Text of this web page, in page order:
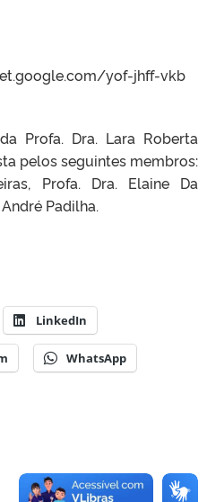
yof-jhff-vkb
Profa. Dra. Lara Roberta
pelos seguintes membros:
Profa. Dra. Elaine Da
Padilha.
LinkedIn
WhatsApp